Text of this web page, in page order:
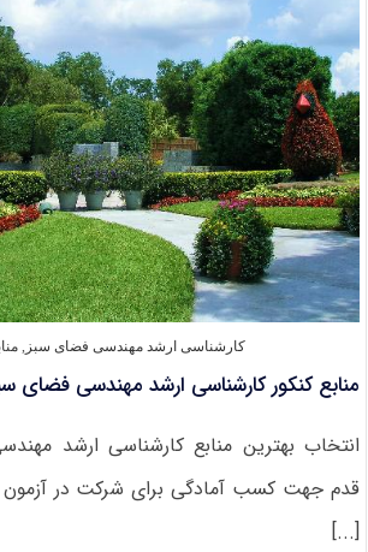
مرمت
بناها،
بافت‌ها
و
اشیای
فرهنگی
–
تاریخی
(کد
۱۳۵۳)
کارشناسی ارشد مهندسی فضای سبز ,
منابع کنکور کارشناسی ارشد مهندسی فضای سبز
انتخاب بهترین منابع کارشناسی ارشد
قدم جهت کسب آمادگی برای شرکت در آزمون
[...]